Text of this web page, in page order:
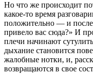
Но что же происходит
какое-то время
положительно — и
привело вас сюда?» И
плечи начинают
дыхание становится
жалобные нотки, и,
возвращаются в свое